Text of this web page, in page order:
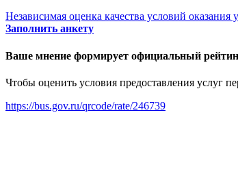
Независимая оценка качества условий оказания
Заполнить анкету
Ваше мнение формирует официальный
Чтобы оценить условия предоставления услуг
https://bus.gov.ru/qrcode/rate/246739